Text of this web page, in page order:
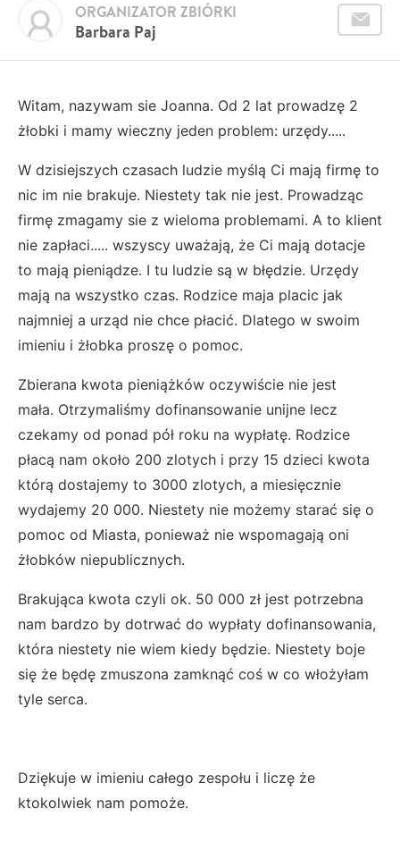
Barbara Paj
ORGANIZATOR ZBIÓRKI
Witam, nazywam sie Joanna. Od 2 lat prowadzę 2
żłobki i mamy wieczny jeden problem: urzędy.....
W dzisiejszych czasach ludzie myślą Ci mają firmę to
nic im nie brakuje. Niestety tak nie jest. Prowadząc
firmę zmagamy sie z wieloma problemami. A to klient
nie zapłaci..... wszyscy uważają, że Ci mają dotacje
to mają pieniądze. I tu ludzie są w błędzie. Urzędy
mają na wszystko czas. Rodzice maja placic jak
najmniej a urząd nie chce płacić. Dlatego w swoim
imieniu i żłobka proszę o pomoc.
Zbierana kwota pieniążków oczywiście nie jest
mała. Otrzymaliśmy dofinansowanie unijne lecz
czekamy od ponad pół roku na wypłatę. Rodzice
płacą nam około 200 zlotych i przy 15 dzieci kwota
którą dostajemy to 3000 zlotych, a miesięcznie
wydajemy 20 000. Niestety nie możemy starać się o
pomoc od Miasta, ponieważ nie wspomagają oni
żłobków niepublicznych.
Brakująca kwota czyli ok. 50 000 zł jest potrzebna
nam bardzo by dotrwać do wypłaty dofinansowania,
która niestety nie wiem kiedy będzie. Niestety boje
się że będę zmuszona zamknąć coś w co włożyłam
tyle serca.
Dziękuje w imieniu całego zespołu i liczę że
ktokolwiek nam pomoże.